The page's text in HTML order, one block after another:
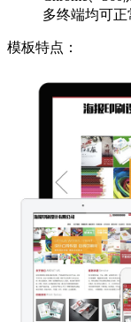
多终端均可正
模板特点：